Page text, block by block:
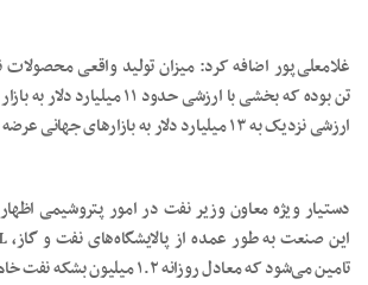
تن بوده که بخشی با ارزشی حدود ۱۱
ارزشی نزدیک به ۱۳ میلیارد دلار به بازارهای جهانی عرضه شده است.
دستیار ویژه معاون وزیر نفت در امور پتروشیمی
تامین می‌شود که معادل روزانه ۱.۲ میلیون بشکه نفت خام است.